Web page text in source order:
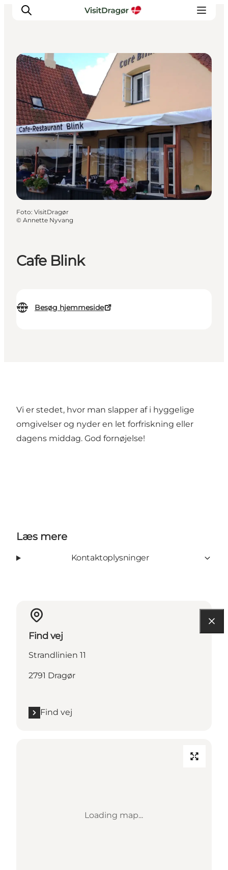
Oplev
Kultur & Historie
Byliv & Mad
Natur & Friluftsliv
For børn
Praktisk
Cafe Blink
Besøg hjemmeside
Cafeer
Foto: VisitDragør
© Annette Nyvang
Vi er stedet, hvor man slapper af i hyggelige
omgivelser og nyder en let forfriskning eller
dagens middag. God fornøjelse!
Læs mere
Kontaktoplysninger
Find vej
Strandlinien 11
2791 Dragør
Find vej
Loading map...